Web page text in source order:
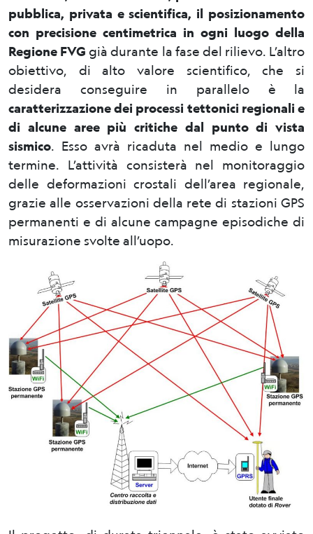
pubblica, privata e scientifica, il posizionamento
con precisione centimetrica in ogni luogo della
Regione FVG già durante la fase del rilievo. L’altro
obiettivo, di alto valore scientifico, che si
desidera conseguire in parallelo è la
caratterizzazione dei processi tettonici regionali e
di alcune aree più critiche dal punto di vista
sismico. Esso avrà ricaduta nel medio e lungo
termine. L’attività consisterà nel monitoraggio
delle deformazioni crostali dell’area regionale,
grazie alle osservazioni della rete di stazioni GPS
permanenti e di alcune campagne episodiche di
misurazione svolte all’uopo.